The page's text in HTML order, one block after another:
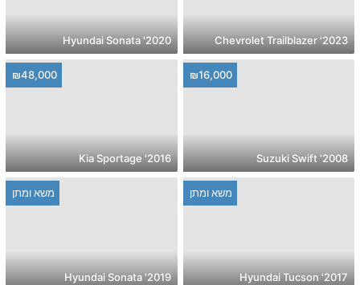
2023' Chevrolet Trailblazer
2020' Hyundai Sonata
₪16,000
2008' Suzuki Swift
₪48,000
2016' Kia Sportage
משא ומתן
2017' Hyundai Tucson
משא ומתן
2019' Hyundai Sonata